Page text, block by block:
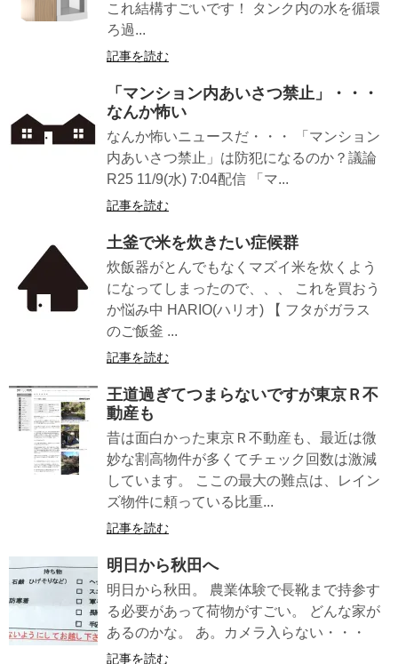
これ結構すごいです！ タンク内の水を循環
ろ過...
記事を読む
「マンション内あいさつ禁止」・・・
なんか怖い
なんか怖いニュースだ・・・ 「マンション
内あいさつ禁止」は防犯になるのか？議論
R25 11/9(水) 7:04配信 「マ...
記事を読む
土釜で米を炊きたい症候群
炊飯器がとんでもなくマズイ米を炊くよう
になってしまったので、、、 これを買おう
か悩み中 HARIO(ハリオ) 【 フタがガラス
のご飯釜 ...
記事を読む
王道過ぎてつまらないですが東京Ｒ不
動産も
昔は面白かった東京Ｒ不動産も、最近は微
妙な割高物件が多くてチェック回数は激減
しています。 ここの最大の難点は、レイン
ズ物件に頼っている比重...
記事を読む
明日から秋田へ
明日から秋田。 農業体験で長靴まで持参す
る必要があって荷物がすごい。 どんな家が
あるのかな。 あ。カメラ入らない・・・
記事を読む